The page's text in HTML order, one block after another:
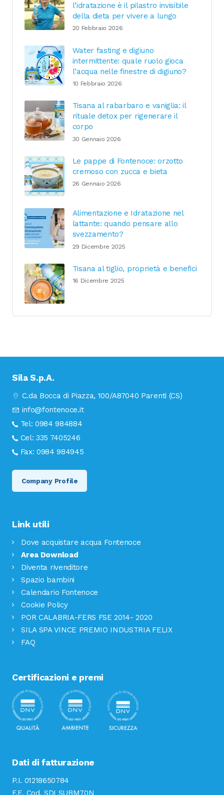
l’idratazione è il pilastro invisibile
della dieta per vivere a lungo
20 Febbraio 2026
Water fasting e digiuno
intermittente: quale ruolo gioca
l’acqua nelle finestre di digiuno?
10 Febbraio 2026
Tisana al rabarbaro e vaniglia: il
rituale detox per rigenerare il
corpo
30 Gennaio 2026
Le pappe di Fontenoce: orzotto
cremoso con zucca e bieta
26 Gennaio 2026
Alimentazione e Idratazione nel
lattante: quando pensare allo
svezzamento?
29 Dicembre 2025
Tisana al tiglio, proprietà e benefici
16 Dicembre 2025
Sila S.p.A.
C.da Bocca di Piazza, 100/A87040 Parenti (CS)
info@fontenoce.it
Tel:0984 984884
Cel:335 7405246
Fax:0984 984945
Company Profile
Link utili
Dove acquistare acqua Fontenoce
Area Download
Diventa rivenditore
Spazio bambini
Calendario Fontenoce
Cookie Policy
POR CALABRIA-FERS FSE 2014- 2020
SILA SPA VINCE PREMIO INDUSTRIA FELIX
FAQ
Certificazioni e premi
Dati di fatturazione
P.I. 01218650784
F.E. Cod. SDI SUBM70N